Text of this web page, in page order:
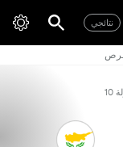
نتائجي
10